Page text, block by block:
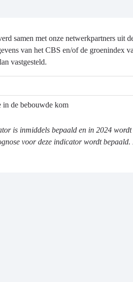
samen met onze netwerkpartners uit
van het CBS en/of de groenindex
vastgesteld.
in de bebouwde kom
is inmiddels bepaald en in 2024
voor deze indicator wordt